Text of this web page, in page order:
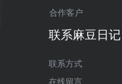
合作客户
联系麻豆日记
联系方式
在线留言